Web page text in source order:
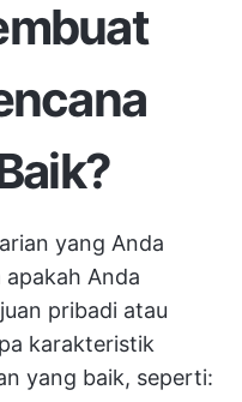
yang Anda
Anda
pribadi atau
karakteristik
yang baik, seperti: